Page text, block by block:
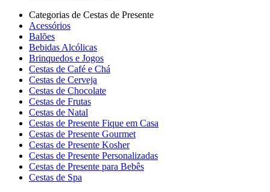
Categorias de Cestas de Presente
Acessórios
Balões
Bebidas Alcólicas
Brinquedos e Jogos
Cestas de Café e Chá
Cestas de Cerveja
Cestas de Chocolate
Cestas de Frutas
Cestas de Natal
Cestas de Presente Fique em Casa
Cestas de Presente Gourmet
Cestas de Presente Kosher
Cestas de Presente Personalizadas
Cestas de Presente para Bebês
Cestas de Spa